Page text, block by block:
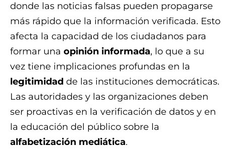
donde las noticias falsas pueden propagarse
más rápido que la información verificada. Esto
afecta la capacidad de los ciudadanos para
formar una opinión informada, lo que a su
vez tiene implicaciones profundas en la
legitimidad de las instituciones democráticas.
Las autoridades y las organizaciones deben
ser proactivas en la verificación de datos y en
la educación del público sobre la
alfabetización mediática.